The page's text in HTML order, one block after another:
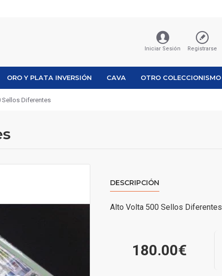
Iniciar Sesión Registrarse
ORO Y PLATA INVERSIÓN CAVA OTRO COLECCIONISMO
Sellos Diferentes
DESCRIPCIÓN
Alto Volta 500 Sellos Diferentes
180.00€